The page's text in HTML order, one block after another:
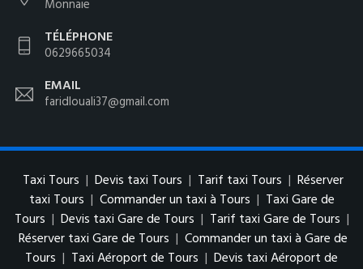
Monnaie
TÉLÉPHONE
0629665034
EMAIL
faridlouali37@gmail.com
Taxi Tours | Devis taxi Tours | Tarif taxi Tours | Réserver
taxi Tours | Commander un taxi à Tours | Taxi Gare de
Tours | Devis taxi Gare de Tours | Tarif taxi Gare de Tours |
Réserver taxi Gare de Tours | Commander un taxi à Gare de
Tours | Taxi Aéroport de Tours | Devis taxi Aéroport de